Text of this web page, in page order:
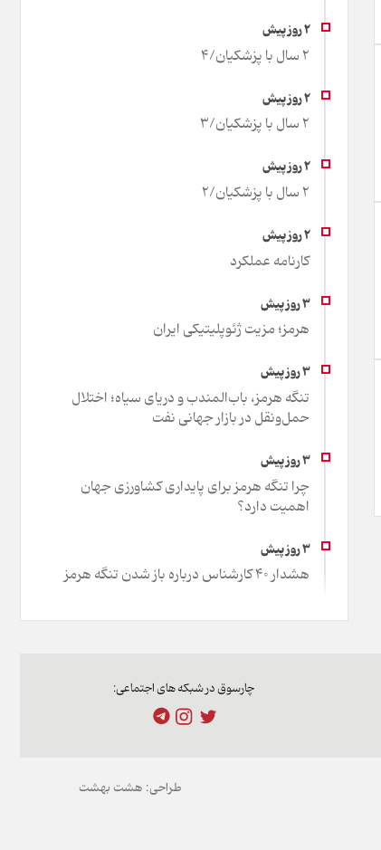
2 سال با پزشکیان/4
2 سال با پزشکیان/3
2 سال با پزشکیان/2
کارنامه عملکرد
هرمز؛ مزیت ژئوپلیتیکی ایران
تنگه هرمز، باب‌المندب و دریای سیاه؛ اختلال
حمل‌ونقل در بازار جهانی نفت
چرا تنگه هرمز برای پایداری کشاورزی جهان
اهمیت دارد؟
هشدار 40 کارشناس درباره باز شدن تنگه هرمز
چارسوق در شبکه های اجتماعی:
طراحی: هشت بهشت